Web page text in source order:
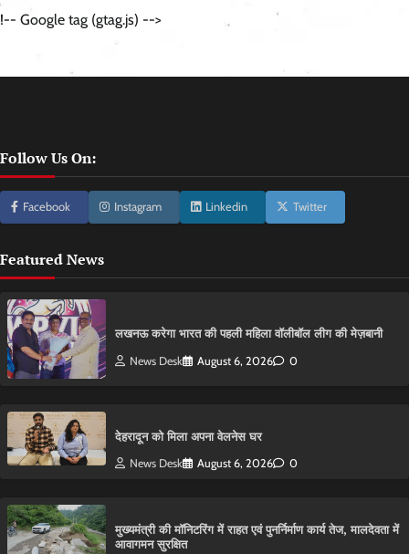
!-- Google tag (gtag.js) -->
Follow Us On:
Facebook Instagram Linkedin Twitter
Featured News
लखनऊ करेगा भारत की पहली महिला वॉलीबॉल लीग की मेज़बानी
News Desk August 6, 2026 0
देहरादून को मिला अपना वेलनेस घर
News Desk August 6, 2026 0
मुख्यमंत्री की मॉनिटरिंग में राहत एवं पुनर्निर्माण कार्य तेज, मालदेवता में
आवागमन सुरक्षित